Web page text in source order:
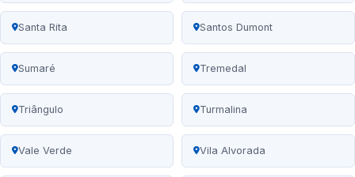
Santa Rita Santos Dumont
Sumaré Tremedal
Triângulo Turmalina
Vale Verde Vila Alvorada